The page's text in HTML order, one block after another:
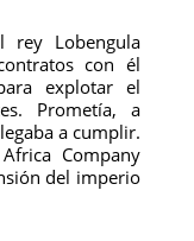
rey Lobengula
con él
explotar el
Prometía, a
a cumplir.
Company
del imperio